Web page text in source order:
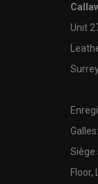
Unit
Siège
Floor,